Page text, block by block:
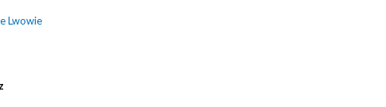
Lwowie